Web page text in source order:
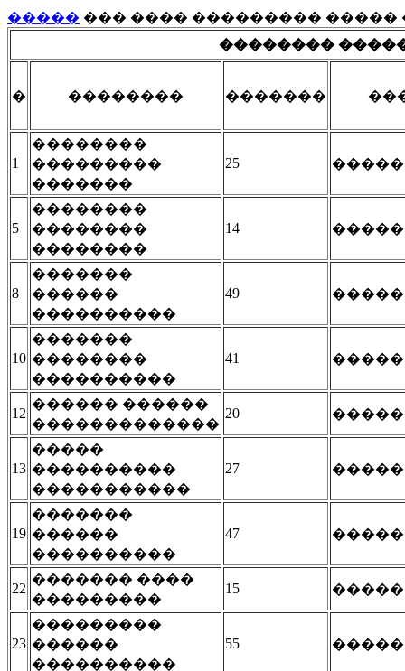
����� ��� ���� ��������� �����
��������
� �������� �������
1
��������
���������
�������
25
5
��������
��������
��������
14
8
�������
������
����������
49
10
�������
��������
����������
41
12
������ ������
�������������
20
13
�����
����������
�����������
27
19
�������
������
����������
47
22
������� ����
���������
15
23
���������
������
����������
55